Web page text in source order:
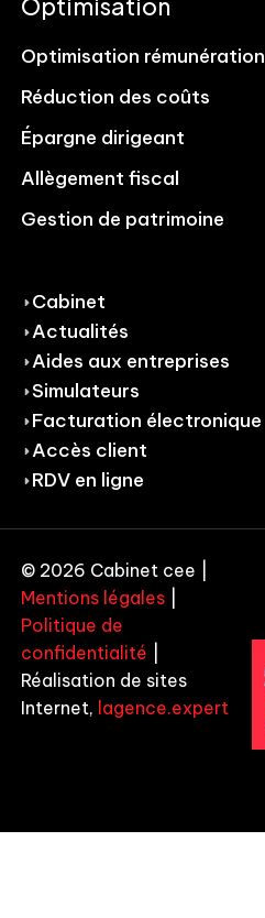
Optimisation
Optimisation rémunération
Réduction des coûts
Épargne dirigeant
Allègement fiscal
Gestion de patrimoine
Cabinet
Actualités
Aides aux entreprises
Simulateurs
Facturation électronique
Accès client
RDV en ligne
© 2026 Cabinet cee |
Mentions légales
Politique de
confidentialité
Réalisation de sites
Internet, lagence.expert